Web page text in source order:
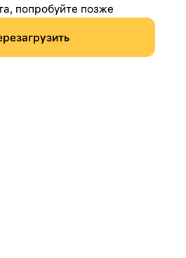
попробуйте позже